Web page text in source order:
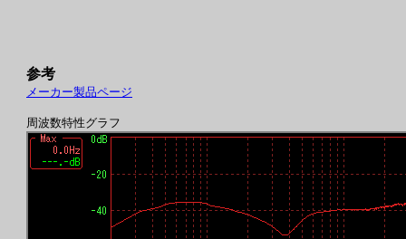
参考
メーカー製品ページ
周波数特性グラフ